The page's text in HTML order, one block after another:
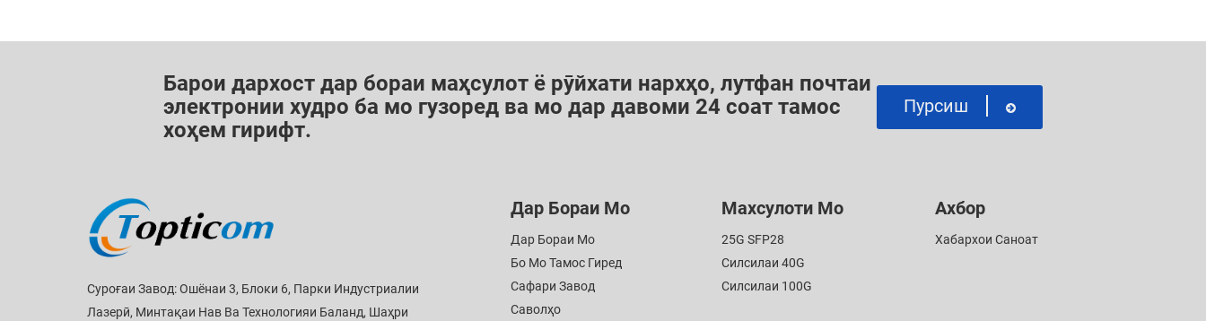
Барои дархост дар бораи маҳсулот ё рӯйхати нархҳо, лутфан почтаи
электронии худро ба мо гузоред ва мо дар давоми 24 соат тамос
хоҳем гирифт.
Пурсиш
Суроғаи Завод: Ошёнаи 3, Блоки 6, Парки Индустриалии
Лазерӣ, Минтақаи Нав Ва Технологияи Баланд, Шаҳри
Дар Бораи Мо
Дар Бораи Мо
Бо Мо Тамос Гиред
Сафари Завод
Саволҳо
Махсулоти Мо
25G SFP28
Силсилаи 40G
Силсилаи 100G
Ахбор
Хабархои Саноат